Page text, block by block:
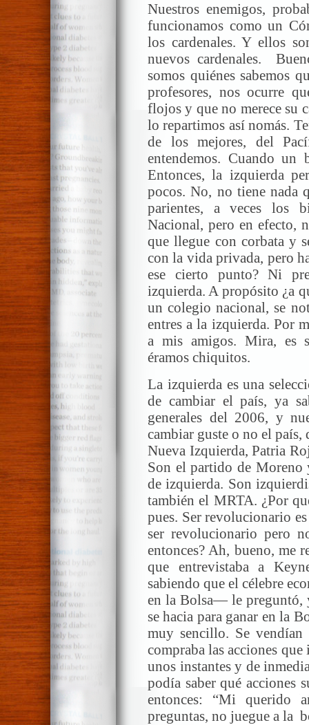
Nuestros enemigos,
funcionamos como un
los cardenales. Y ellos
nuevos cardenales.
somos quiénes sabemos
profesores, nos ocurre
flojos y que no merece su
lo repartimos así nomás.
de los mejores, del
entendemos. Cuando un
Entonces, la izquierda
pocos. No, no tiene nada
parientes, a veces los
Nacional, pero en efecto,
que llegue con corbata y
con la vida privada, pero
ese cierto punto? Ni
izquierda. A propósito ¿a
un colegio nacional, se
entres a la izquierda. Por
a mis amigos. Mira, es
éramos chiquitos.
La izquierda es una
de cambiar el país, ya
generales del 2006, y
cambiar guste o no el país,
Nueva Izquierda, Patria
Son el partido de Moreno
de izquierda. Son
también el MRTA. ¿Por
pues. Ser revolucionario
ser revolucionario pero
entonces? Ah, bueno, me
que entrevistaba a
sabiendo que el célebre
en la Bolsa— le preguntó,
se hacia para ganar en la
muy sencillo. Se
compraba las acciones
unos instantes y de
podía saber qué acciones
entonces: “Mi querido
preguntas, no juegue a la